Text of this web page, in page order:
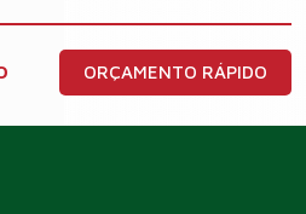
ORÇAMENTO RÁPIDO